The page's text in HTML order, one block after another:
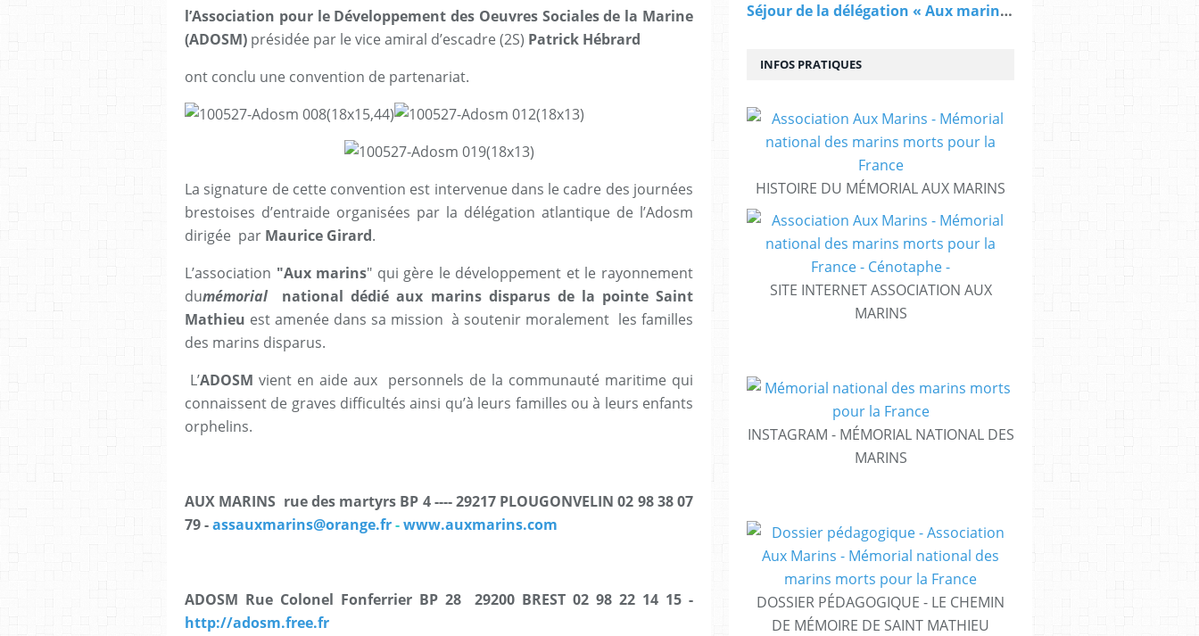
l’Association pour le Développement des Oeuvres Sociales de la Marine
(ADOSM) présidée par le vice amiral d’escadre (2S) Patrick Hébrard
ont conclu une convention de partenariat.
La signature de cette convention est intervenue dans le cadre des journées
brestoises d’entraide organisées par la délégation atlantique de l’Adosm
dirigée par Maurice Girard.
L’association "Aux marins" qui gère le développement et le rayonnement
dumémorial
national dédié aux marins disparus de la pointe Saint
Mathieu est amenée dans sa mission à soutenir moralement les familles
des marins disparus.
L’ADOSM vient en aide aux personnels de la communauté maritime qui
connaissent de graves difficultés ainsi qu’à leurs familles ou à leurs enfants
orphelins.
AUX MARINS rue des martyrs BP 4 ---- 29217 PLOUGONVELIN 02 98 38 07
79 -assauxmarins@orange.fr-www.auxmarins.com
ADOSM Rue Colonel Fonferrier BP 28 29200 BREST 02 98 22 14 15 -
http://adosm.free.fr
Séjour de la délégation « Aux marins » / Soggiorno della delegazione « Aux marins » a Leuca (Italia)
INFOS PRATIQUES
HISTOIRE DU MÉMORIAL AUX MARINS
SITE INTERNET ASSOCIATION AUX
MARINS
INSTAGRAM - MÉMORIAL NATIONAL DES
MARINS
DOSSIER PÉDAGOGIQUE - LE CHEMIN
DE MÉMOIRE DE SAINT MATHIEU